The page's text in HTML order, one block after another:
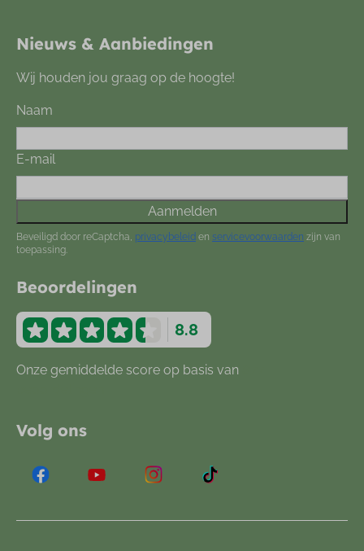
Nieuws & Aanbiedingen
Wij houden jou graag op de hoogte!
Naam
E-mail
Aanmelden
Beveiligd door reCaptcha, privacybeleid en servicevoorwaarden zijn van
toepassing.
Beoordelingen
8.8
Onze gemiddelde score op basis van
Volg ons